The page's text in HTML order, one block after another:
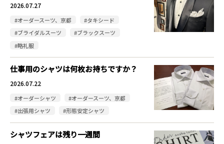
2026.07.27
#オーダースーツ、京都
#タキシード
#ブライダルスーツ
#ブラックスーツ
#略礼服
仕事用のシャツは何枚お持ちですか？
2026.07.22
#オーダーシャツ
#オーダースーツ、京都
#出張用シャツ
#形態安定シャツ
シャツフェアは残り一週間